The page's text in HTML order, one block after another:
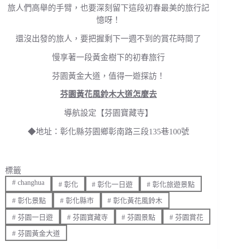
旅人們高舉的手臂，也要深刻留下這段初春最美的旅行記
憶呀！
還沒出發的旅人，要把握剩下一週不到的賞花時間了
慢享著一段黃金樹下的初春旅行
芬園黃金大道，值得一遊探訪！
芬園黃花風鈴木大道怎麼去
導航設定【芬園寶藏寺】
◆地址：彰化縣芬園鄉彰南路三段135巷100號
標籤
#changhua #彰化 # 彰化一日遊 # 彰化旅遊景點
#彰化景點 #彰化縣市 # 彰化黃花風鈴木
#芬園一日遊 #芬園寶藏寺 # 芬園景點 # 芬園賞花
#芬園黃金大道